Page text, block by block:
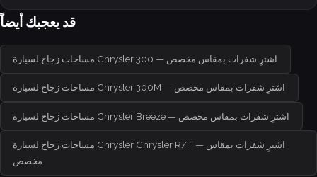
قد يعجبك أيضاً
مساحات زجاج لسيارة Chrysler 300 — اشترِ شفرات بمقاس مخصص
مساحات زجاج لسيارة Chrysler 300M — اشترِ شفرات بمقاس مخصص
مساحات زجاج لسيارة Chrysler Breeze — اشترِ شفرات بمقاس مخصص
مساحات زجاج لسيارة Chrysler Chrysler R/T — اشترِ شفرات بمقاس
مخصص